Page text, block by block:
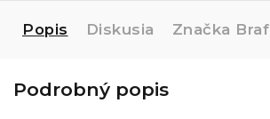
Popis Diskusia Značka
Podrobný popis